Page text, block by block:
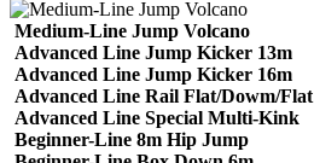
Medium-Line Jump Volcano
Advanced Line Jump Kicker 13m
Advanced Line Jump Kicker 16m
Advanced Line Rail Flat/Dowm/Flat
Advanced Line Special Multi-Kink
Beginner-Line 8m Hip Jump